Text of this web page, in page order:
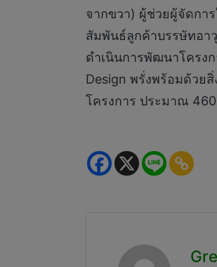
จากขวา) ผู้ช่วยผู้จัดกา
สัมพันธ์ลูกค้าบรรษัทอา
ดำเนินการพัฒนาโครงก
Design พรั่งพร้อมด้วย
โครงการ ประมาณ